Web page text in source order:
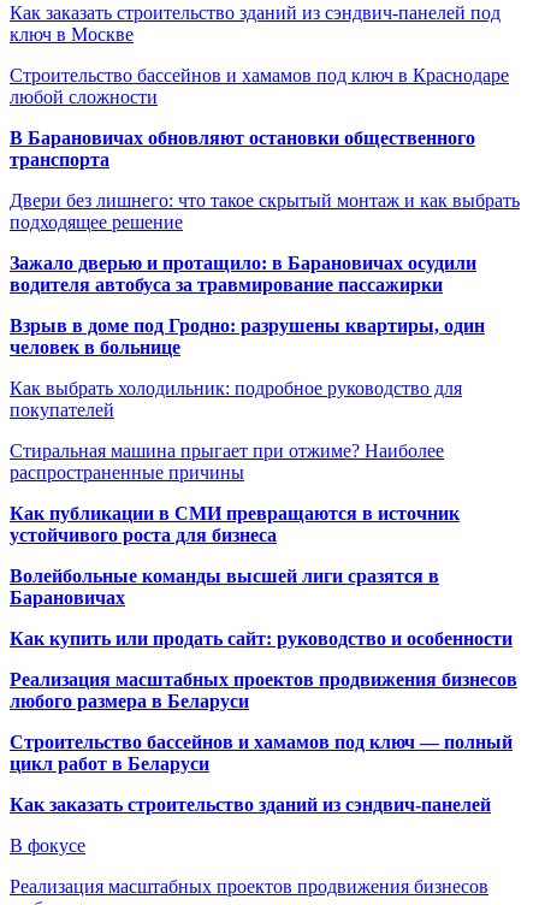
Как заказать строительство зданий из сэндвич-панелей под
ключ в Москве
Строительство бассейнов и хамамов под ключ в Краснодаре
любой сложности
В Барановичах обновляют остановки общественного
транспорта
Двери без лишнего: что такое скрытый монтаж и как выбрать
подходящее решение
Зажало дверью и протащило: в Барановичах осудили
водителя автобуса за травмирование пассажирки
Взрыв в доме под Гродно: разрушены квартиры, один
человек в больнице
Как выбрать холодильник: подробное руководство для
покупателей
Стиральная машина прыгает при отжиме? Наиболее
распространенные причины
Как публикации в СМИ превращаются в источник
устойчивого роста для бизнеса
Волейбольные команды высшей лиги сразятся в
Барановичах
Как купить или продать сайт: руководство и особенности
Реализация масштабных проектов продвижения бизнесов
любого размера в Беларуси
Строительство бассейнов и хамамов под ключ — полный
цикл работ в Беларуси
Как заказать строительство зданий из сэндвич-панелей
В фокусе
Реализация масштабных проектов продвижения бизнесов